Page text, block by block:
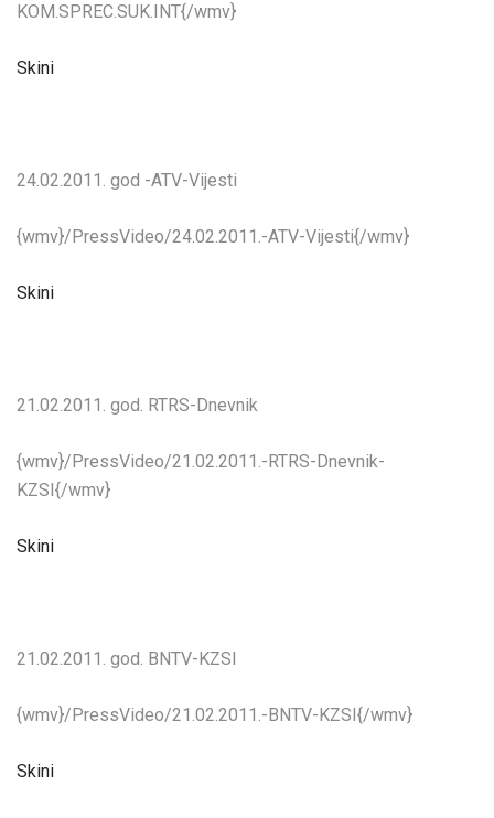
KOM.SPREC.SUK.INT{/wmv}
Skini
24.02.2011. god -ATV-Vijesti
{wmv}/PressVideo/24.02.2011.-ATV-Vijesti{/wmv}
Skini
21.02.2011. god. RTRS-Dnevnik
{wmv}/PressVideo/21.02.2011.-RTRS-Dnevnik-
KZSI{/wmv}
Skini
21.02.2011. god. BNTV-KZSI
{wmv}/PressVideo/21.02.2011.-BNTV-KZSI{/wmv}
Skini